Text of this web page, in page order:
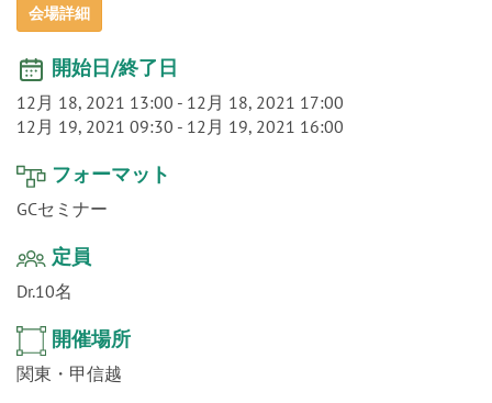
会場詳細
開始日/終了日
12月 18, 2021 13:00 - 12月 18, 2021 17:00
12月 19, 2021 09:30 - 12月 19, 2021 16:00
フォーマット
GCセミナー
定員
Dr.10名
開催場所
関東・甲信越